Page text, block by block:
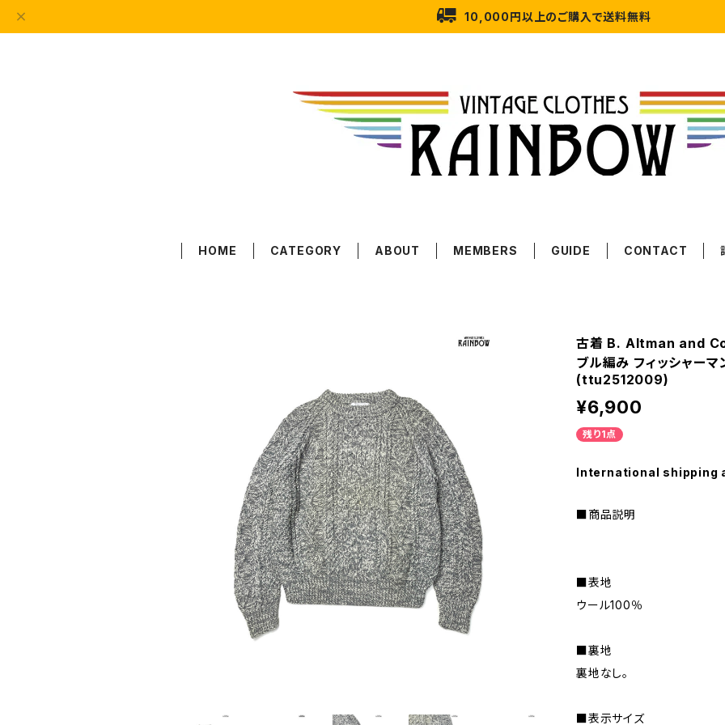
10,000円以上のご購入で送料無料
HOME CATEGORY ABOUT MEMBERS GUIDE CONTACT
古着 B. Altman and
ブル編み フィッシャー
(ttu2512009)
¥6,900
残り1点
International shipping
■商品説明
■表地
ウール100％
■裏地
裏地なし。
■表示サイズ